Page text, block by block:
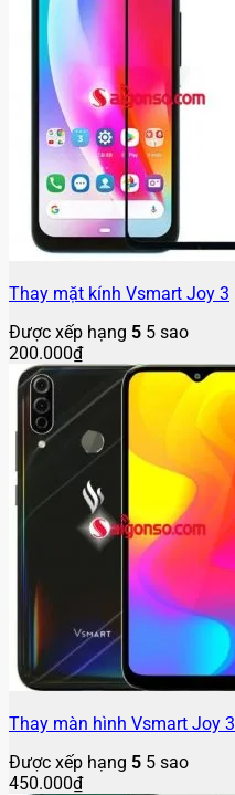
Thay mặt kính Vsmart Joy 3
Được xếp hạng 5 5 sao
200.000₫
Thay màn hình Vsmart Joy 3
Được xếp hạng 5 5 sao
450.000₫